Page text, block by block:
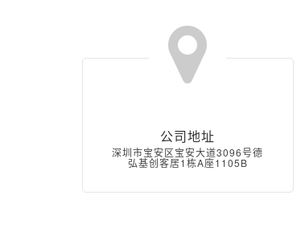
公司地址
深圳市宝安区宝安大道3096号德
弘基创客居1栋A座1105B